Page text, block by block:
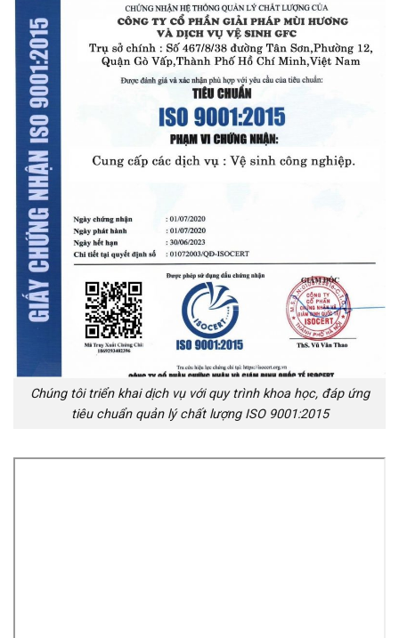
Chúng tôi triển khai dịch vụ với quy trình khoa học, đáp ứng
tiêu chuẩn quản lý chất lượng ISO 9001:2015